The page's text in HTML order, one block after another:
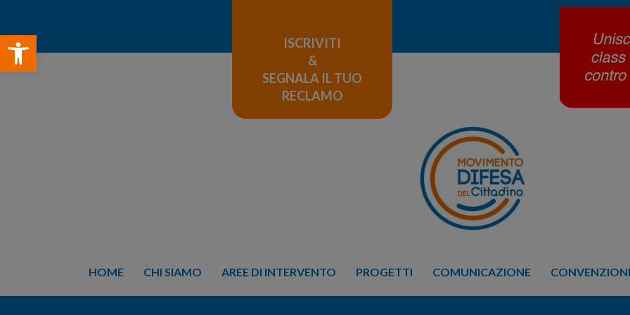
Open toolbar
ISCRIVITI
&
SEGNALA IL TUO
RECLAMO
HOME CHI SIAMO AREE DI INTERVENTO PROGETTI COMUNICAZIONE